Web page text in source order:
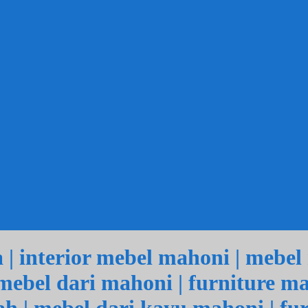
interior mebel mahoni |
dari mahoni | furniture